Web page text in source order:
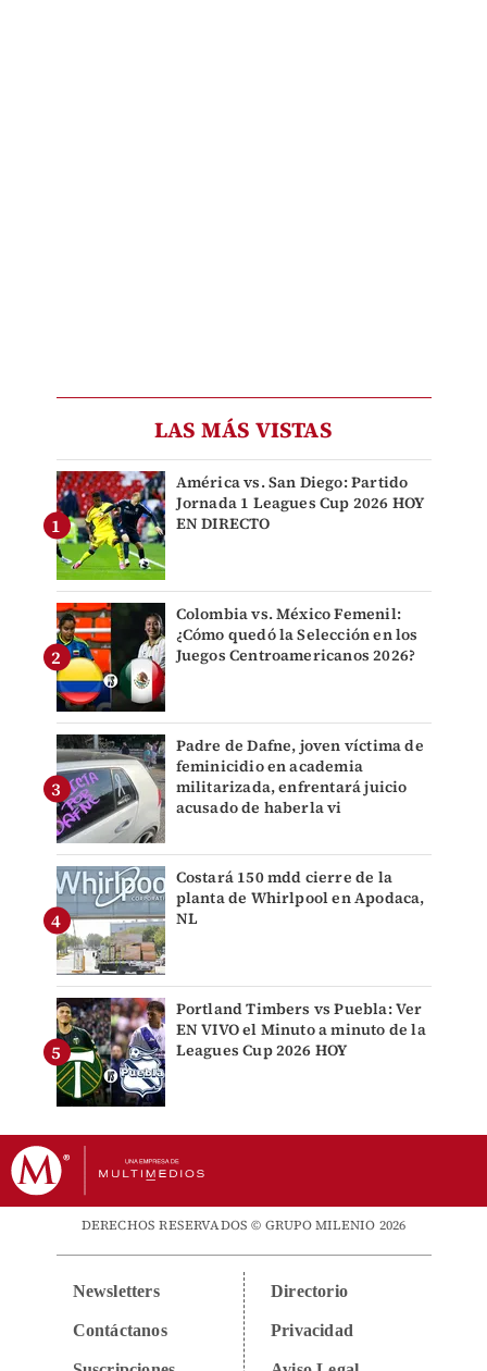
LAS MÁS VISTAS
América vs. San Diego: Partido
Jornada 1 Leagues Cup 2026 HOY
EN DIRECTO
Colombia vs. México Femenil:
¿Cómo quedó la Selección en los
Juegos Centroamericanos 2026?
Padre de Dafne, joven víctima de
feminicidio en academia
militarizada, enfrentará juicio
acusado de haberla vi
Costará 150 mdd cierre de la
planta de Whirlpool en Apodaca,
NL
Portland Timbers vs Puebla: Ver
EN VIVO el Minuto a minuto de la
Leagues Cup 2026 HOY
DERECHOS RESERVADOS © GRUPO MILENIO 2026
Newsletters
Contáctanos
Directorio
Privacidad